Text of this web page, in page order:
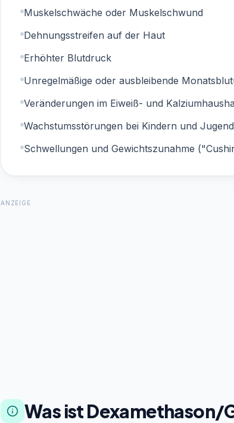
Muskelschwäche oder Muskelschwund
Dehnungsstreifen auf der Haut
Erhöhter Blutdruck
Unregelmäßige oder ausbleibende
Veränderungen im Eiweiß- und
Wachstumsstörungen bei Kindern und
Schwellungen und Gewichtszunahme
ANZEIGE
Was ist Dexamethason/